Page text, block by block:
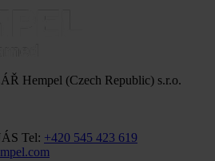
Hempel (Czech Republic) s.r.o.
Tel: +420 545 423 619